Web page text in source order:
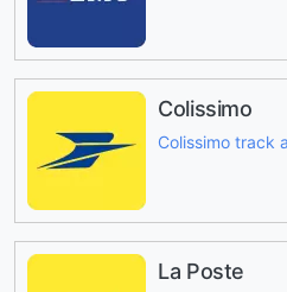
Colissimo
Colissimo track
La Poste